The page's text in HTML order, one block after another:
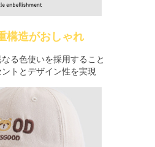
構造がおしゃれ
る色使いを採用すること
トとデザイン性を実現